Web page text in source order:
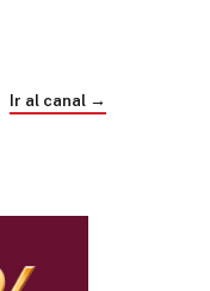
Ir al canal →